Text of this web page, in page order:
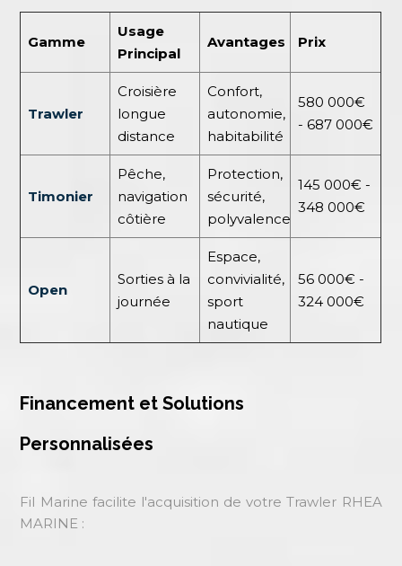
Gamme
Usage
Principal
Avantages Prix
Trawler
Croisière
longue
distance
Confort,
autonomie,
habitabilité
580 000€
- 687 000€
Timonier
Pêche,
navigation
côtière
Protection,
sécurité,
polyvalence
145 000€ -
348 000€
Open
Sorties à la
journée
Espace,
convivialité,
sport
nautique
56 000€ -
324 000€
Financement et Solutions
Personnalisées
Fil Marine facilite l'acquisition de votre Trawler RHEA
MARINE :